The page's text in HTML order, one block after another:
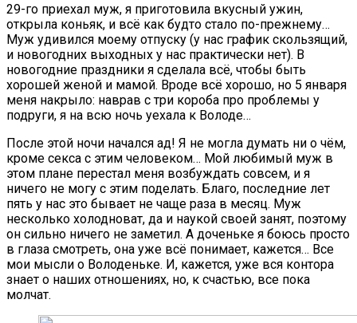
29-го приехал муж, я приготовила вкусный ужин,
открыла коньяк, и всё как будто стало по-прежнему…
Муж удивился моему отпуску (у нас график скользящий,
и новогодних выходных у нас практически нет). В
новогодние праздники я сделала всё, чтобы быть
хорошей женой и мамой. Вроде всё хорошо, но 5 января
меня накрыло: наврав с три короба про проблемы у
подруги, я на всю ночь уехала к Володе…
После этой ночи начался ад! Я не могла думать ни о чём,
кроме секса с этим человеком… Мой любимый муж в
этом плане перестал меня возбуждать совсем, и я
ничего не могу с этим поделать. Благо, последние лет
пять у нас это бывает не чаще раза в месяц. Муж
несколько холодноват, да и наукой своей занят, поэтому
он сильно ничего не заметил. А доченьке я боюсь просто
в глаза смотреть, она уже всё понимает, кажется… Все
мои мысли о Володеньке. И, кажется, уже вся контора
знает о наших отношениях, но, к счастью, все пока
молчат.